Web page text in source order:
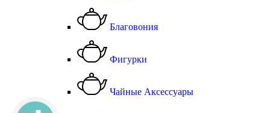
Благовония
Фигурки
Чайные Аксессуары